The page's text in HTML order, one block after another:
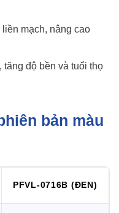
mạch, nâng cao
tăng độ bền và tuổi thọ
bản màu
PFVL-0716B (ĐEN)